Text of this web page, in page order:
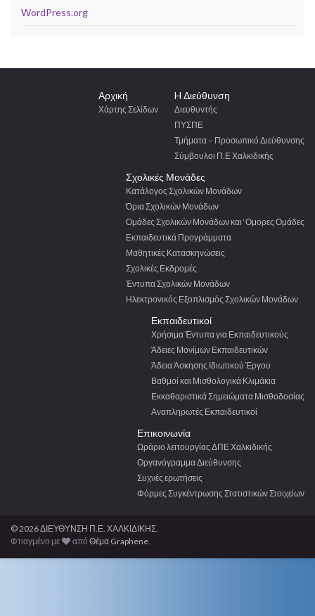
WordPress.org
Αρχική
Χάρτης Σελίδων
H Διεύθυνση
Διευθυντής
ΠΥΣΠΕ
Τμήματα – Προσωπικό Διεύθυνσης
Σύμβουλοι Π.Ε Χαλκιδικής
Σχολικές Μονάδες
Κατάλογος Σχολικών Μονάδων
Όρια Σχολικών Μονάδων
Ομάδες Σχολικών Μονάδων και ‘Ομορες Ομάδες
Εκπαιδευτικά Προγράμματα
Μαθητικές Κατασκηνώσεις
Σχολικές Εκδρομές
Έντυπα Σχολικών Μονάδων
Ηλεκτρονικός Εξοπλισμός Σχολικών Μονάδων
Εκπαιδευτικοί
Χρήσιμα Έντυπα για Εκπαιδευτικούς
Άδειες Μονίμων Εκπαιδευτικών
Άδεια Άσκησης Ιδιωτικού Έργου
Βαθμοί και Μισθολογικά Κλιμάκια
Εκκαθαριστικά Σημειώματα Μισθοδοσίας
Αναπληρωτές Εκπαιδευτικοί
Επικοινωνία
Ωράριο λειτουργίας ΔΠΕ Χαλκιδικής
Οργανόγραμμα Διεύθυνσης
Συχνές ερωτήσεις
Φόρμες Συγκέντρωσης Στατιστικών Στοιχείων
© 2026 ΔΙΕΥΘΥΝΣΗ Π.Ε. ΧΑΛΚΙΔΙΚΗΣ.
Φτιαγμένο με
απόΘέμα Graphene